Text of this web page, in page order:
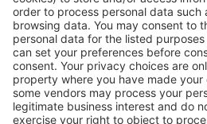
Ladda ner vår appför
dina